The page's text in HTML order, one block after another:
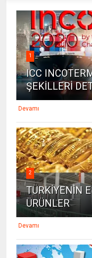
1
ICC
ŞEKİLLERİ
Devamı
2
TÜRKİYENİN
ÜRÜNLER
Devamı